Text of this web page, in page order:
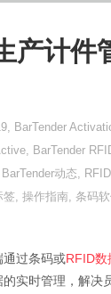
产计件
BarTender
BarTender
BarTender动态 RFID
签 操作指南 条码
通过条码或RFID数
的实时管理，解决